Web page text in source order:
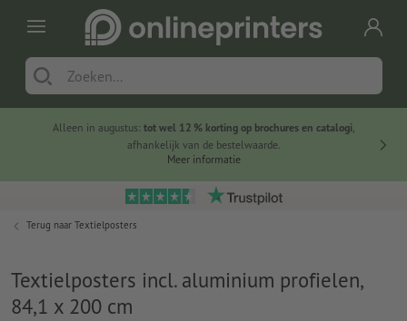
Alleen in augustus: tot wel 12 % korting op brochures en catalogi,
afhankelijk van de bestelwaarde.
Meer informatie
Terug naar Textielposters
Textielposters incl. aluminium profielen,
84,1 x 200 cm